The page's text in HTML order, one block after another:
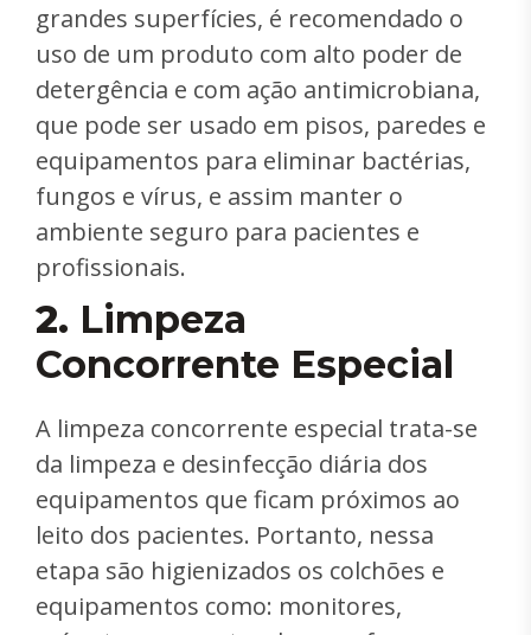
grandes superfícies, é recomendado o
uso de um produto com alto poder de
detergência e com ação antimicrobiana,
que pode ser usado em pisos, paredes e
equipamentos para eliminar bactérias,
fungos e vírus, e assim manter o
ambiente seguro para pacientes e
profissionais.
2. Limpeza
Concorrente Especial
A limpeza concorrente especial trata-se
da limpeza e desinfecção diária dos
equipamentos que ficam próximos ao
leito dos pacientes. Portanto, nessa
etapa são higienizados os colchões e
equipamentos como: monitores,